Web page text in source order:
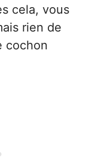
cela, vous
rien de
cochon